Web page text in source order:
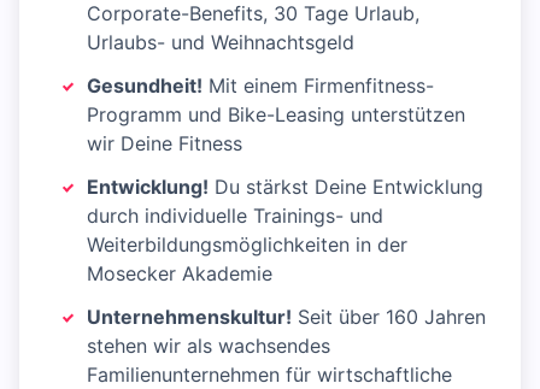
Corporate-Benefits, 30 Tage Urlaub,
Urlaubs- und Weihnachtsgeld
Gesundheit! Mit einem Firmenfitness-
Programm und Bike-Leasing unterstützen
wir Deine Fitness
Entwicklung! Du stärkst Deine Entwicklung
durch individuelle Trainings- und
Weiterbildungsmöglichkeiten in der
Mosecker Akademie
Unternehmenskultur! Seit über 160 Jahren
stehen wir als wachsendes
Familienunternehmen für wirtschaftliche